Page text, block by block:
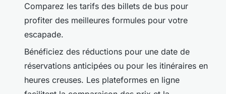
Comparez les tarifs des billets de bus pour
profiter des meilleures formules pour votre
escapade.
Bénéficiez des réductions pour une date de
réservations anticipées ou pour les itinéraires en
heures creuses. Les plateformes en ligne